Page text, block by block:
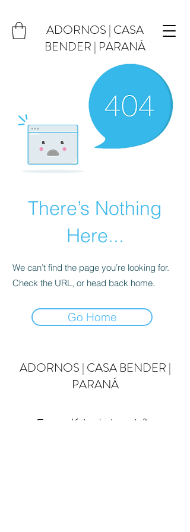
ADORNOS | CASA
BENDER | PARANÁ
There’s Nothing
Here...
We can’t find the page you’re looking for.
Check the URL, or head back home.
Go Home
ADORNOS | CASA BENDER |
PARANÁ
Formulário de inscrição